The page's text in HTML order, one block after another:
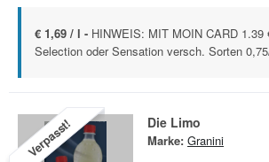
€ 1,69 / l - HINWEIS: MIT MOIN CARD 1.39
Selection oder Sensation versch. Sorten
Verpasst! Die Limo
Marke: Granini